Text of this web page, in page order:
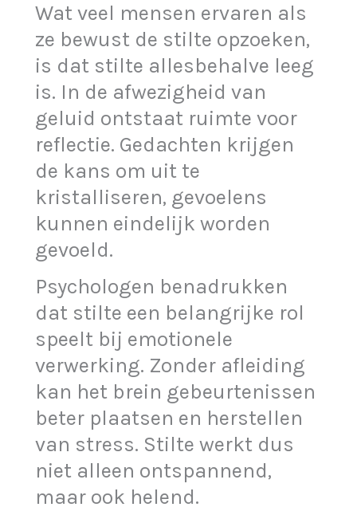
Wat veel mensen ervaren als
ze bewust de stilte opzoeken,
is dat stilte allesbehalve leeg
is. In de afwezigheid van
geluid ontstaat ruimte voor
reflectie. Gedachten krijgen
de kans om uit te
kristalliseren, gevoelens
kunnen eindelijk worden
gevoeld.
Psychologen benadrukken
dat stilte een belangrijke rol
speelt bij emotionele
verwerking. Zonder afleiding
kan het brein gebeurtenissen
beter plaatsen en herstellen
van stress. Stilte werkt dus
niet alleen ontspannend,
maar ook helend.